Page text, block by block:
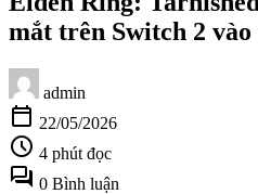
mắt trên Switch 2
admin
calendar_today 22/05/2026
schedule 4 phút đọc
forum 0 Bình luận